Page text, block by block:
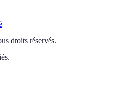
droits réservés.